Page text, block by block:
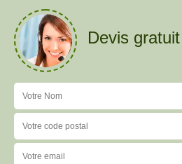
Devis gratuit